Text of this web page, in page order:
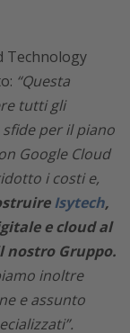
Technology
“Questa
tutti gli
per il piano
Google Cloud
i costi e,
Isytech,
e cloud al
nostro Gruppo.
inoltre
e assunto